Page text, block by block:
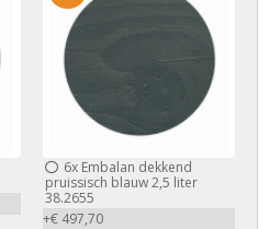
6xEmbalan dekkend
pruissisch blauw 2,5 liter
38.2655
+€ 497,70